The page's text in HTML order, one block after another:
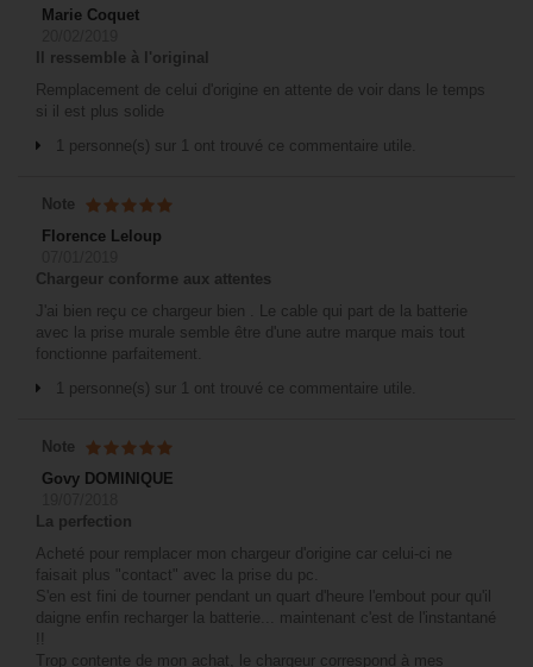
Marie Coquet
Il ressemble à l'original
Remplacement de celui d'origine en attente de voir dans le temps
si il est plus solide
1 personne(s) sur 1 ont trouvé ce commentaire utile.
Note
Florence Leloup
Chargeur conforme aux attentes
J'ai bien reçu ce chargeur bien . Le cable qui part de la batterie
avec la prise murale semble être d'une autre marque mais tout
fonctionne parfaitement.
1 personne(s) sur 1 ont trouvé ce commentaire utile.
Note
Govy DOMINIQUE
La perfection
Acheté pour remplacer mon chargeur d'origine car celui-ci ne
faisait plus "contact" avec la prise du pc.
S'en est fini de tourner pendant un quart d'heure l'embout pour qu'il
daigne enfin recharger la batterie... maintenant c'est de l'instantané
Trop contente de mon achat, le chargeur correspond à mes